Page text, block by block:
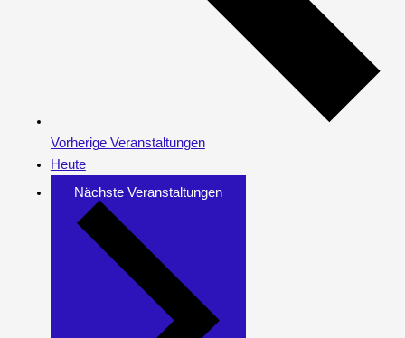
Vorherige Veranstaltungen
Heute
Nächste Veranstaltungen